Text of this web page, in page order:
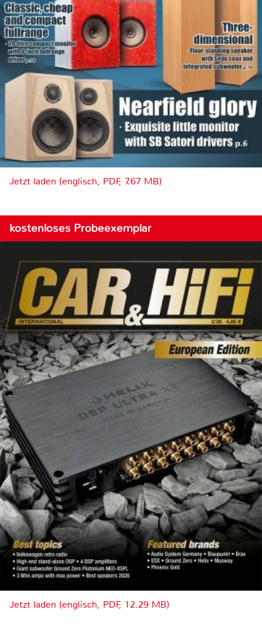
Jetzt laden (englisch, PDF, 7.67 MB)
kostenloses Probeexemplar
Jetzt laden (englisch, PDF, 12.29 MB)